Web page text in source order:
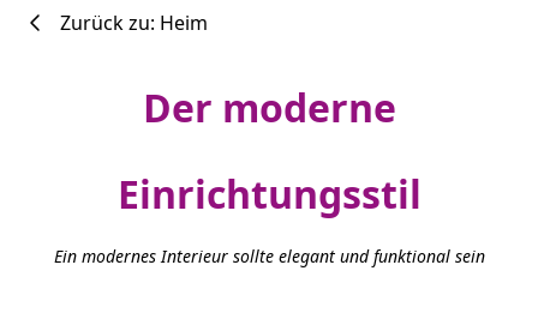
Zurück zu: Heim
Der moderne
Einrichtungsstil
Ein modernes Interieur sollte elegant und funktional sein